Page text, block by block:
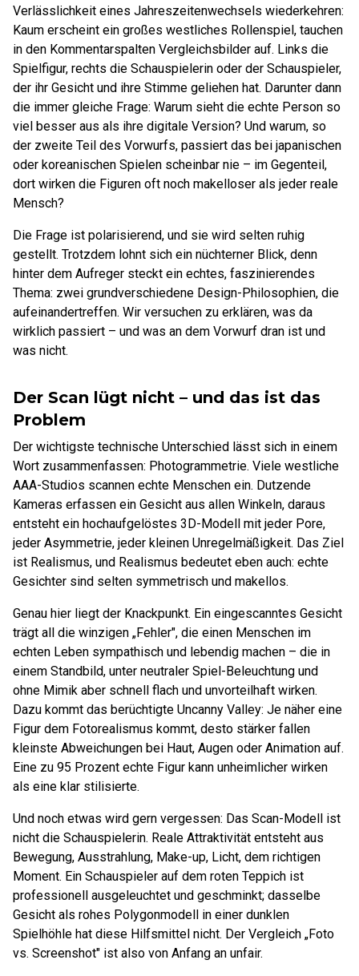
Verlässlichkeit eines Jahreszeitenwechsels wiederkehren:
Kaum erscheint ein großes westliches Rollenspiel, tauchen
in den Kommentarspalten Vergleichsbilder auf. Links die
Spielfigur, rechts die Schauspielerin oder der Schauspieler,
der ihr Gesicht und ihre Stimme geliehen hat. Darunter dann
die immer gleiche Frage: Warum sieht die echte Person so
viel besser aus als ihre digitale Version? Und warum, so
der zweite Teil des Vorwurfs, passiert das bei japanischen
oder koreanischen Spielen scheinbar nie – im Gegenteil,
dort wirken die Figuren oft noch makelloser als jeder reale
Mensch?
Die Frage ist polarisierend, und sie wird selten ruhig
gestellt. Trotzdem lohnt sich ein nüchterner Blick, denn
hinter dem Aufreger steckt ein echtes, faszinierendes
Thema: zwei grundverschiedene Design-Philosophien, die
aufeinandertreffen. Wir versuchen zu erklären, was da
wirklich passiert – und was an dem Vorwurf dran ist und
was nicht.
Der Scan lügt nicht – und das ist das
Problem
Der wichtigste technische Unterschied lässt sich in einem
Wort zusammenfassen: Photogrammetrie. Viele westliche
AAA-Studios scannen echte Menschen ein. Dutzende
Kameras erfassen ein Gesicht aus allen Winkeln, daraus
entsteht ein hochaufgelöstes 3D-Modell mit jeder Pore,
jeder Asymmetrie, jeder kleinen Unregelmäßigkeit. Das Ziel
ist Realismus, und Realismus bedeutet eben auch: echte
Gesichter sind selten symmetrisch und makellos.
Genau hier liegt der Knackpunkt. Ein eingescanntes Gesicht
trägt all die winzigen „Fehler", die einen Menschen im
echten Leben sympathisch und lebendig machen – die in
einem Standbild, unter neutraler Spiel-Beleuchtung und
ohne Mimik aber schnell flach und unvorteilhaft wirken.
Dazu kommt das berüchtigte Uncanny Valley: Je näher eine
Figur dem Fotorealismus kommt, desto stärker fallen
kleinste Abweichungen bei Haut, Augen oder Animation auf.
Eine zu 95 Prozent echte Figur kann unheimlicher wirken
als eine klar stilisierte.
Und noch etwas wird gern vergessen: Das Scan-Modell ist
nicht die Schauspielerin. Reale Attraktivität entsteht aus
Bewegung, Ausstrahlung, Make-up, Licht, dem richtigen
Moment. Ein Schauspieler auf dem roten Teppich ist
professionell ausgeleuchtet und geschminkt; dasselbe
Gesicht als rohes Polygonmodell in einer dunklen
Spielhöhle hat diese Hilfsmittel nicht. Der Vergleich „Foto
vs. Screenshot" ist also von Anfang an unfair.